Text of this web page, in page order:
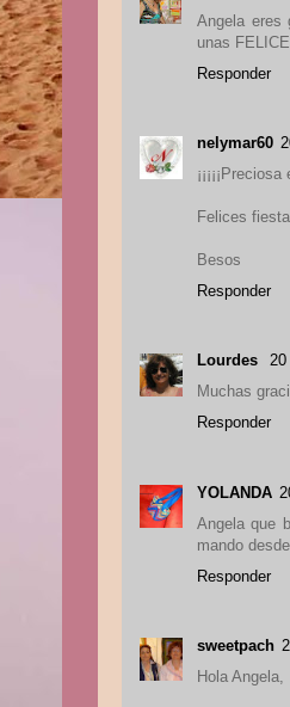
Angela eres
unas
Responder
nelymar60
Felices
Besos
Responder
Lourdes
20
Muchas
Responder
YOLANDA
Angela que
mando
Responder
sweetpach
Hola Angela,